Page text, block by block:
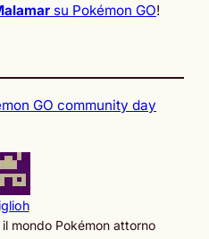
su Pokémon GO!
GO community day
mondo Pokémon attorno